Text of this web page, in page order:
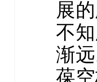
展
不
渐
葆